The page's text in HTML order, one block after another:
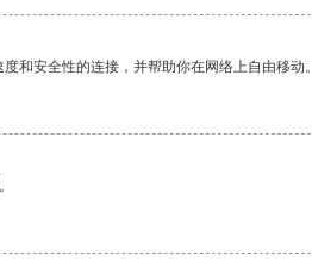
和安全性的连接，并帮助你在网络上自由移动。